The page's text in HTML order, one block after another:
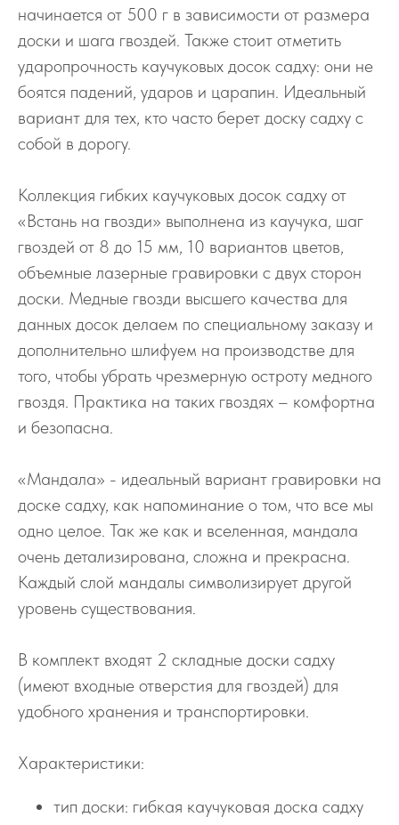
начинается от 500 г в зависимости от размера
доски и шага гвоздей. Также стоит отметить
ударопрочность каучуковых досок садху: они не
боятся падений, ударов и царапин. Идеальный
вариант для тех, кто часто берет доску садху с
собой в дорогу.
Коллекция гибких каучуковых досок садху от
«Встань на гвозди» выполнена из каучука, шаг
гвоздей от 8 до 15 мм, 10 вариантов цветов,
объемные лазерные гравировки с двух сторон
доски. Медные гвозди высшего качества для
данных досок делаем по специальному заказу и
дополнительно шлифуем на производстве для
того, чтобы убрать чрезмерную остроту медного
гвоздя. Практика на таких гвоздях – комфортна
и безопасна.
«Мандала» - идеальный вариант гравировки на
доске садху, как напоминание о том, что все мы
одно целое. Так же как и вселенная, мандала
очень детализирована, сложна и прекрасна.
Каждый слой мандалы символизирует другой
уровень существования.
В комплект входят 2 складные доски садху
(имеют входные отверстия для гвоздей) для
удобного хранения и транспортировки.
Характеристики:
тип доски: гибкая каучуковая доска садху